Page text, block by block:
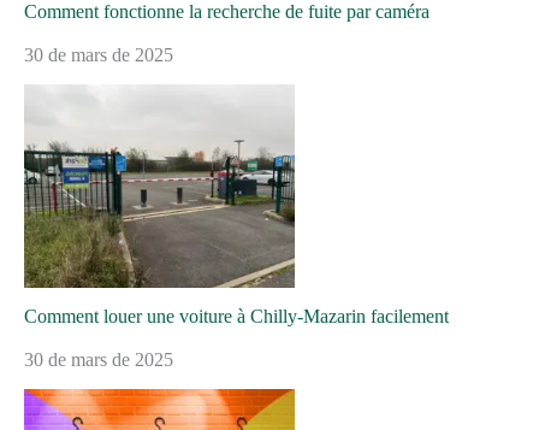
Comment fonctionne la recherche de fuite par caméra
30 de mars de 2025
Comment louer une voiture à Chilly-Mazarin facilement
30 de mars de 2025